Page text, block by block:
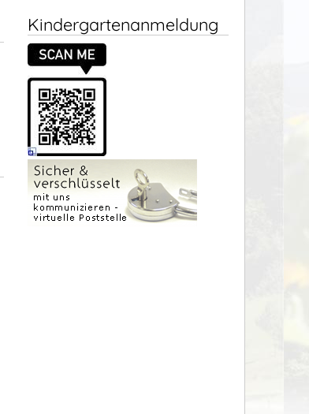
Kindergartenanmeldung